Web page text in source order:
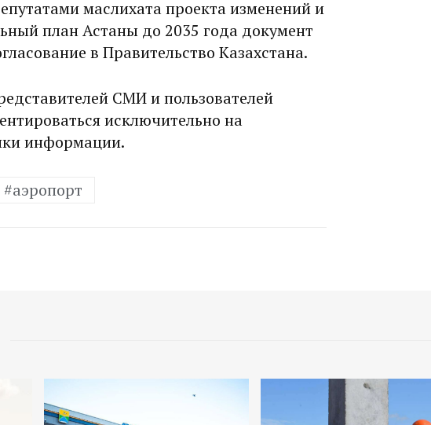
маслихата проекта изменений и
план Астаны до 2035 года документ
в Правительство Казахстана.
СМИ и пользователей
исключительно на
информации.
#аэропорт